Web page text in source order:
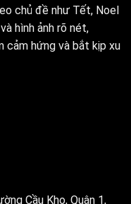
chủ đề như Tết, Noel
hình ảnh rõ nét,
cảm hứng và bắt kịp xu
Cầu Kho, Quận 1,